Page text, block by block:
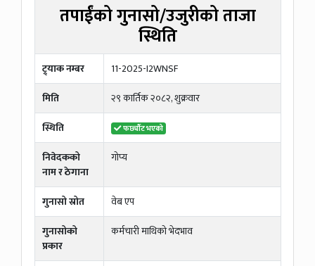
तपाईंको गुनासो/उजुरीको ताजा
स्थिति
ट्र्याक नम्बर
11-2025-I2WNSF
मिति
२९ कार्तिक २०८२, शुक्रवार
स्थिति
फर्छ्यौट भएको
निवेदकको
नाम र ठेगाना
गाेप्य
गुनासो स्रोत
वेब एप
गुनासोको
प्रकार
कर्मचारी माथिको भेदभाव